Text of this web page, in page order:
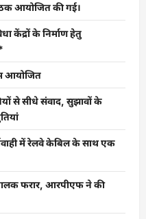
आयोजित की गई।
केंद्रों के निर्माण हेतु
आयोजित
से सीधे संवाद, सुझावों के
में रेलवे केबिल के साथ एक
फरार, आरपीएफ ने की